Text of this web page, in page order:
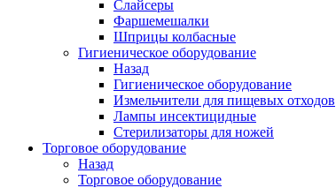
Слайсеры
Фаршемешалки
Шприцы колбасные
Гигиеническое оборудование
Назад
Гигиеническое оборудование
Измельчители для пищевых отходов
Лампы инсектицидные
Стерилизаторы для ножей
Торговое оборудование
Назад
Торговое оборудование